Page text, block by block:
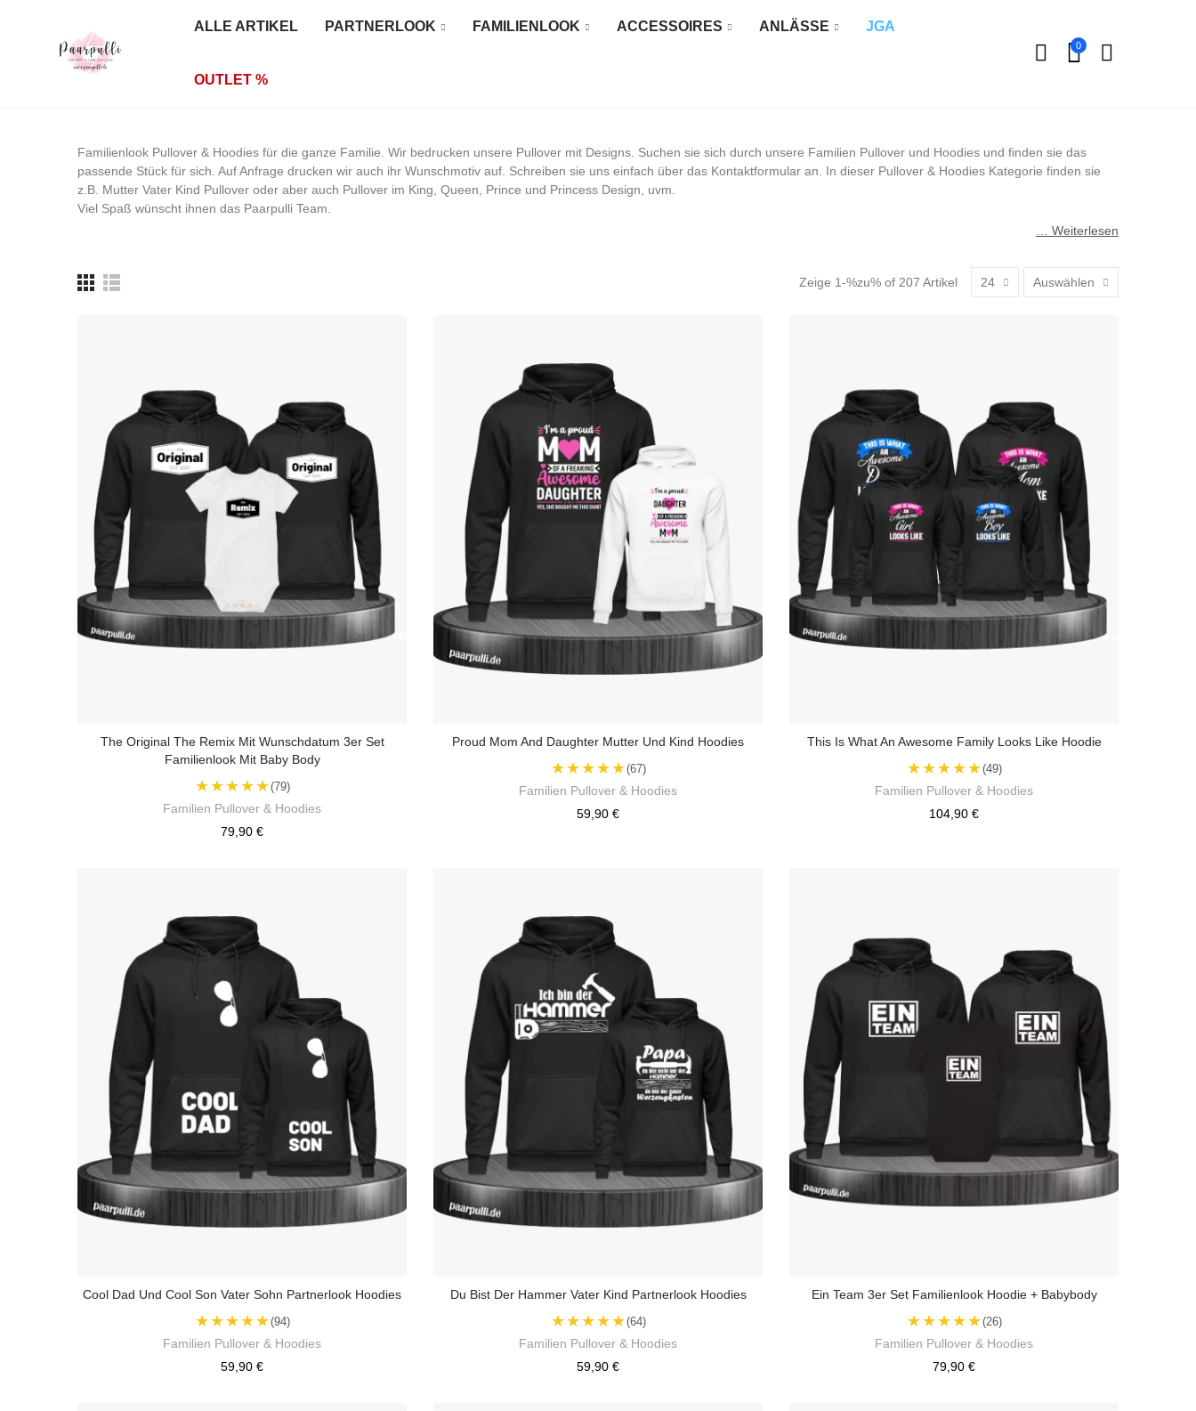
ALLE ARTIKEL PARTNERLOOK FAMILIENLOOK ACCESSOIRES ANLÄSSE JGA
OUTLET %
0
Familienlook Pullover & Hoodies für die ganze Familie. Wir bedrucken unsere Pullover mit Designs. Suchen sie sich durch unsere Familien Pullover und Hoodies und finden sie das
passende Stück für sich. Auf Anfrage drucken wir auch ihr Wunschmotiv auf. Schreiben sie uns einfach über das Kontaktformular an. In dieser Pullover & Hoodies Kategorie finden sie
z.B. Mutter Vater Kind Pullover oder aber auch Pullover im King, Queen, Prince und Princess Design, uvm.
Viel Spaß wünscht ihnen das Paarpulli Team.
… Weiterlesen
Zeige 1-%zu% of 207 Artikel 24 Auswählen
The Original The Remix Mit Wunschdatum 3er Set
Familienlook Mit Baby Body
★★★★★(79)
Familien Pullover & Hoodies
79,90 €
Proud Mom And Daughter Mutter Und Kind Hoodies
★★★★★(67)
Familien Pullover & Hoodies
59,90 €
This Is What An Awesome Family Looks Like Hoodie
★★★★★(49)
Familien Pullover & Hoodies
104,90 €
Cool Dad Und Cool Son Vater Sohn Partnerlook Hoodies
★★★★★(94)
Familien Pullover & Hoodies
59,90 €
Du Bist Der Hammer Vater Kind Partnerlook Hoodies
★★★★★(64)
Familien Pullover & Hoodies
59,90 €
Ein Team 3er Set Familienlook Hoodie + Babybody
★★★★★(26)
Familien Pullover & Hoodies
79,90 €